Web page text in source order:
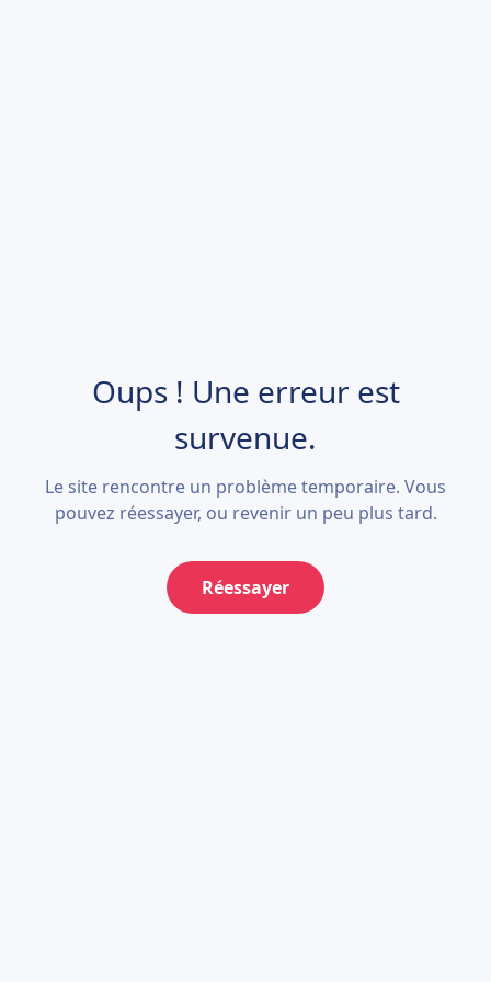
Oups ! Une erreur est
survenue.
Le site rencontre un problème temporaire. Vous
pouvez réessayer, ou revenir un peu plus tard.
Réessayer